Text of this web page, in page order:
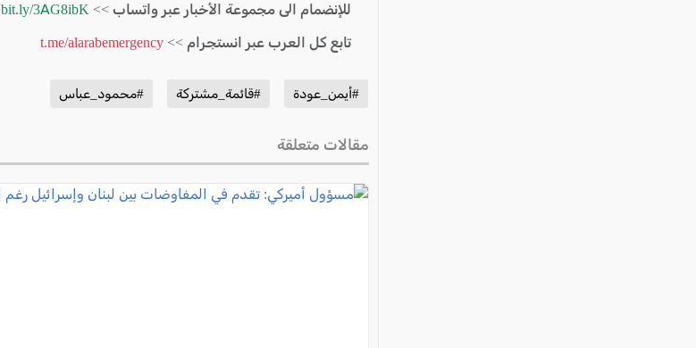
للإنضمام الى مجموعة الأخبار عبر واتساب >> bit.ly/3AG8ibK
تابع كل العرب عبر انستجرام >> t.me/alarabemergency
#أيمن_عودة #قائمة_مشتركة #محمود_عباس
مقالات متعلقة